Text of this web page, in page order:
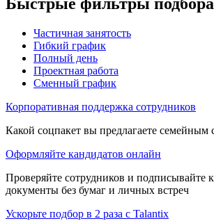
Частичная занятость
Гибкий график
Полный день
Проектная работа
Сменный график
Корпоративная поддержка сотрудников
Какой соцпакет вы предлагаете семейным
Оформляйте кандидатов онлайн
Проверяйте сотрудников и подписывайте
документы без бумаг и личных встреч
Ускорьте подбор в 2 раза с Talantix